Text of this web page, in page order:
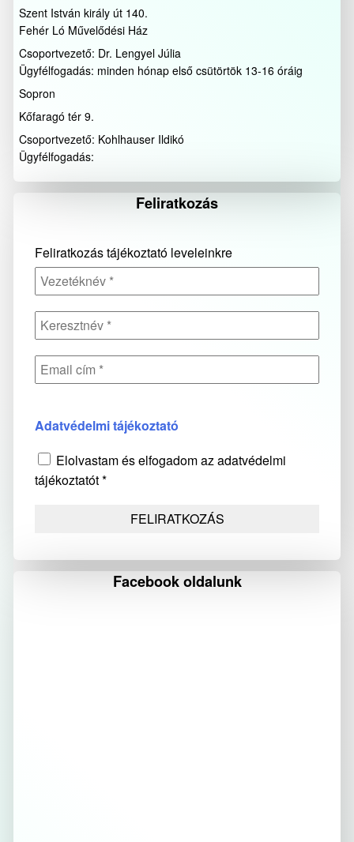
Szent István király út 140.
Fehér Ló Művelődési Ház
Csoportvezető: Dr. Lengyel Júlia
Ügyfélfogadás: minden hónap első csütörtök 13-16 óráig
Sopron
Kőfaragó tér 9.
Csoportvezető: Kohlhauser Ildikó
Ügyfélfogadás:
Feliratkozás
Feliratkozás tájékoztató leveleinkre
Adatvédelmi tájékoztató
Elolvastam és elfogadom az adatvédelmi
tájékoztatót *
Facebook oldalunk